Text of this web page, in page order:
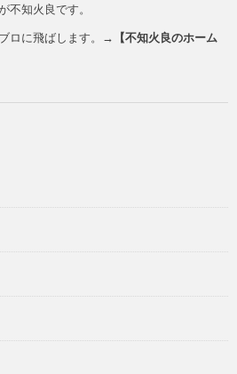
不知火良です。
ロに飛ばします。→
【不知火良のホーム